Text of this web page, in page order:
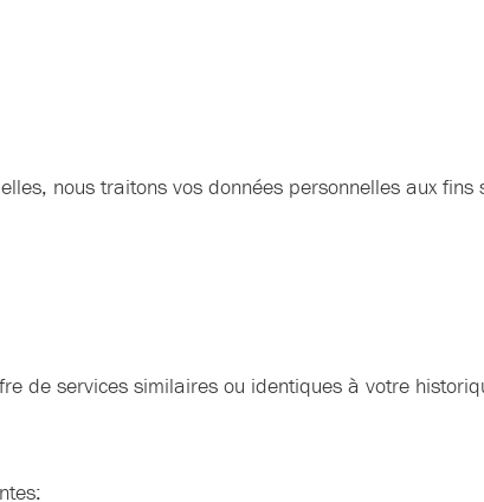
nous traitons vos données personnelles aux fins
de services similaires ou identiques à votre